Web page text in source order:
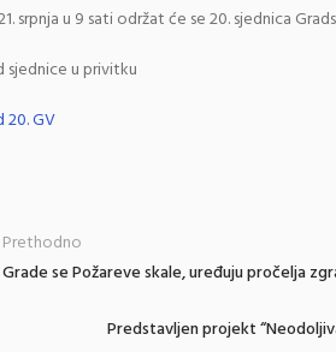
srpnja u 9 sati održat će se 20. sjednica
sjednice u privitku
20. GV
Grade se Požareve skale, uređuju pročelja
Prethodno
Predstavljen projekt